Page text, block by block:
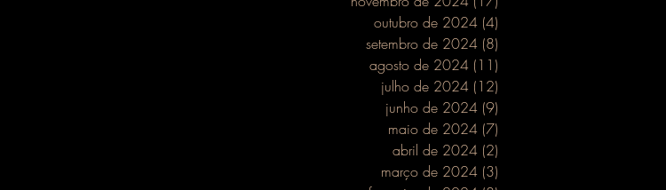
outubro de 2024 (4)
setembro de 2024 (8)
agosto de 2024 (11)
julho de 2024 (12)
junho de 2024 (9)
maio de 2024 (7)
abril de 2024 (2)
março de 2024 (3)